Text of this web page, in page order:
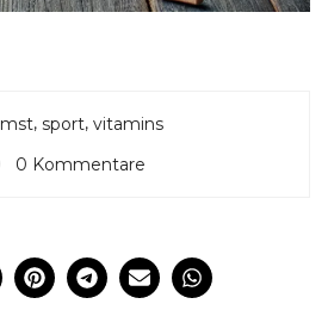
mst, sport, vitamins
0 Kommentare